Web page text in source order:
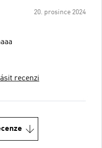
20. prosince 2024
recenzi